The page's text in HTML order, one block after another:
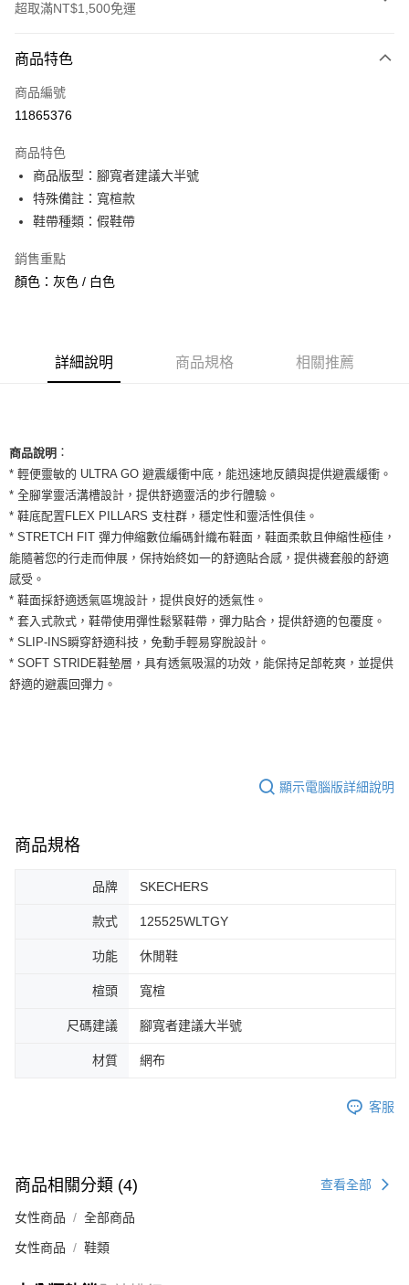
超取滿NT$1,500免運
信用卡一次付款
信用卡分期付款
合作金庫商業銀行
華南商業銀行
上海商業儲蓄銀行
國泰世華商業銀行
匯豐（台灣）商業銀行
聯邦商業銀行
台灣樂天信用卡公司
超商取貨付款
LINE Pay
街口支付
AFTEE先享後付
便利好安心！
１．簡單：不需註冊會員、不需綁卡、不需儲值。
２．便利：只要手機號碼，簡訊認證，即可結帳。
３．安心：先確認商品／服務後，再付款。
【「AFTEE先享後付」結帳流程】
１．於結帳方式選擇「AFTEE先享後付」後，將跳轉至「AFTEE先享後付」
結帳頁面，進行簡訊認證並確認金額後，即可完成結帳。
２．訂單成立數日內，您將收到繳費通知簡訊。
３．收到繳費通知簡訊後14天內，點擊此簡訊中的連結，可透過四大超商／
※ 請注意：結帳手續完成當下不需立刻繳費，但若您需要取消訂單，請聯絡
購買商品的店家。未經商家同意取消之訂單仍視為有效，需透過AFTEE先享
後付繳納相關費用。
※ 交易是否成功請以「AFTEE先享後付 」之結帳頁面顯示為準，若有關於
是否繳費成功／繳費後需取消欲退款等相關疑問，請聯繫「AFTEE先享後付
３．未成年的使用者請事先徵得法定代理人或監護人之同意方可使用
４．使用「AFTEE先享後付」時，將依據個別帳號之用戶狀況，依本公司即
請求用戶進行身份認證。
恩沛科技股份有限公司將有權停止該用戶之使用額度並採取法律行動。
運送方式
全家取貨付款
每筆NT$60，滿NT$1,500(含以上)免運費
付款後全家取貨
每筆NT$60，滿NT$1,500(含以上)免運費
7-11取貨付款
每筆NT$60，滿NT$1,500(含以上)免運費
付款後7-11取貨
商品特色
商品編號
11865376
商品特色
商品版型：腳寬者建議大半號
特殊備註：寬楦款
鞋帶種類：假鞋帶
銷售重點
顏色：灰色 / 白色
詳細說明 商品規格 相關推薦
商品說明 ：
* 輕便靈敏的 ULTRA GO 避震緩衝中底，能迅速地反饋與提供避震緩衝。
* 全腳掌靈活溝槽設計，提供舒適靈活的步行體驗。
* 鞋底配置FLEX PILLARS 支柱群，穩定性和靈活性俱佳。
* STRETCH FIT 彈力伸縮數位編碼針織布鞋面，鞋面柔軟且伸縮性極佳，
能隨著您的行走而伸展，保持始終如一的舒適貼合感，提供襪套般的舒適
感受。
* 鞋面採舒適透氣區塊設計，提供良好的透氣性。
* 套入式款式，鞋帶使用彈性鬆緊鞋帶，彈力貼合，提供舒適的包覆度。
* SLIP-INS瞬穿舒適科技，免動手輕易穿脫設計。
* SOFT STRIDE鞋墊層，具有透氣吸濕的功效，能保持足部乾爽，並提供
舒適的避震回彈力。
顯示電腦版詳細說明
商品規格
品牌 SKECHERS
款式 125525WLTGY
功能 休閒鞋
楦頭 寬楦
尺碼建議 腳寬者建議大半號
材質 網布
客服
商品相關分類 (4) 查看全部
女性商品 全部商品
女性商品 鞋類